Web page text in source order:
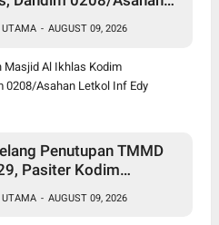
Santuni Anak Yatim
UTAMA - AUGUST 09, 2026
Al Ikhlas Kodim
0208/Asahan Letkol Inf Edy
Penutupan TMMD
Pasiter Kodim
di Desa Kapal Merah
UTAMA - AUGUST 09, 2026